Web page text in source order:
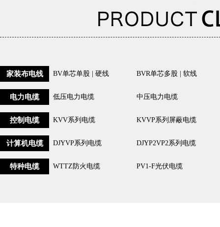
家装布电线 BV单芯单股 | 硬线 BVR单芯多股 | 软线
电力电缆 低压电力电缆 中压电力电缆
控制电缆 KVV系列电缆 KVVP系列屏蔽电缆
计算机电缆 DJYVP系列电缆 DJYP2VP2系列电缆
特种电缆 WTTZ防火电缆 PV1-F光伏电缆